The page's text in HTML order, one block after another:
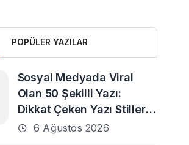
POPÜLER YAZILAR
Sosyal Medyada Viral
Olan 50 Şekilli Yazı:
Dikkat Çeken Yazı Stilleri
ve En Popüler Örnekler
6 Ağustos 2026